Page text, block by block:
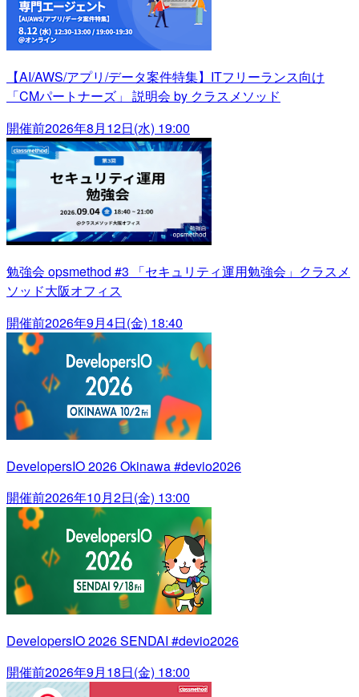
【AI/AWS/アプリ/データ案件特集】ITフリーランス向け
「CMパートナーズ」 説明会 by クラスメソッド
開催前2026年8月12日(水) 19:00
勉強会 opsmethod #3 「セキュリティ運用勉強会」クラスメ
ソッド大阪オフィス
開催前2026年9月4日(金) 18:40
DevelopersIO 2026 Okinawa #devio2026
開催前2026年10月2日(金) 13:00
DevelopersIO 2026 SENDAI #devio2026
開催前2026年9月18日(金) 18:00